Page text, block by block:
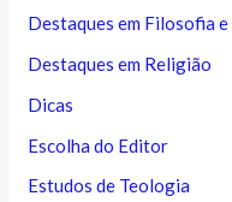
Destaques em Filosofia
Destaques em Religião
Dicas
Escolha do Editor
Estudos de Teologia